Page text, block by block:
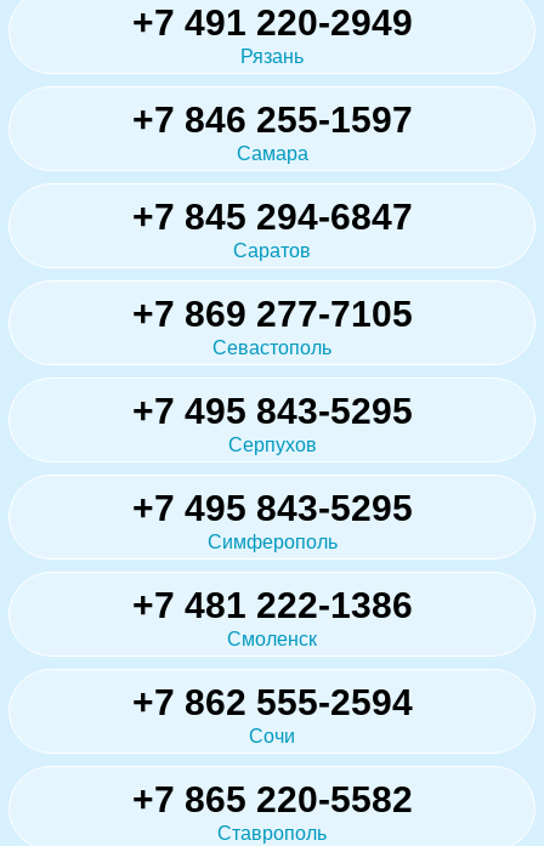
+7 491 220-2949
Рязань
+7 846 255-1597
Самара
+7 845 294-6847
Саратов
+7 869 277-7105
Севастополь
+7 495 843-5295
Серпухов
+7 495 843-5295
Симферополь
+7 481 222-1386
Смоленск
+7 862 555-2594
Сочи
+7 865 220-5582
Ставрополь